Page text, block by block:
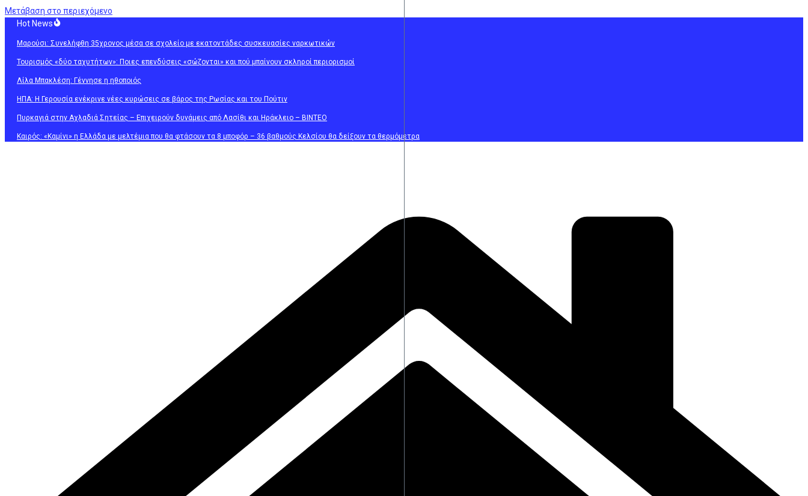
Μετάβαση στο περιεχόμενο
Hot News
Μαρούσι: Συνελήφθη 35χρονος μέσα σε σχολείο με εκατοντάδες συσκευασίες ναρκωτικών
Τουρισμός «δύο ταχυτήτων»: Ποιες επενδύσεις «σώζονται» και πού μπαίνουν σκληροί περιορισμοί
Λίλα Μπακλέση: Γέννησε η ηθοποιός
ΗΠΑ: Η Γερουσία ενέκρινε νέες κυρώσεις σε βάρος της Ρωσίας και του Πούτιν
Πυρκαγιά στην Αχλαδιά Σητείας – Επιχειρούν δυνάμεις από Λασίθι και Ηράκλειο – ΒΙΝΤΕΟ
Καιρός: «Καμίνι» η Ελλάδα με μελτέμια που θα φτάσουν τα 8 μποφόρ – 36 βαθμούς Κελσίου θα δείξουν τα θερμόμετρα